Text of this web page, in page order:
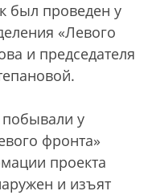
был проведен у
«Левого
и председателя
побывали у
фронта»
проекта
и изъят